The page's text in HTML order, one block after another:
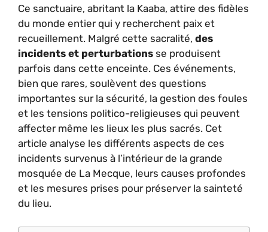
Ce sanctuaire, abritant la Kaaba, attire des fidèles
du monde entier qui y recherchent paix et
recueillement. Malgré cette sacralité, des
incidents et perturbations se produisent
parfois dans cette enceinte. Ces événements,
bien que rares, soulèvent des questions
importantes sur la sécurité, la gestion des foules
et les tensions politico-religieuses qui peuvent
affecter même les lieux les plus sacrés. Cet
article analyse les différents aspects de ces
incidents survenus à l’intérieur de la grande
mosquée de La Mecque, leurs causes profondes
et les mesures prises pour préserver la sainteté
du lieu.